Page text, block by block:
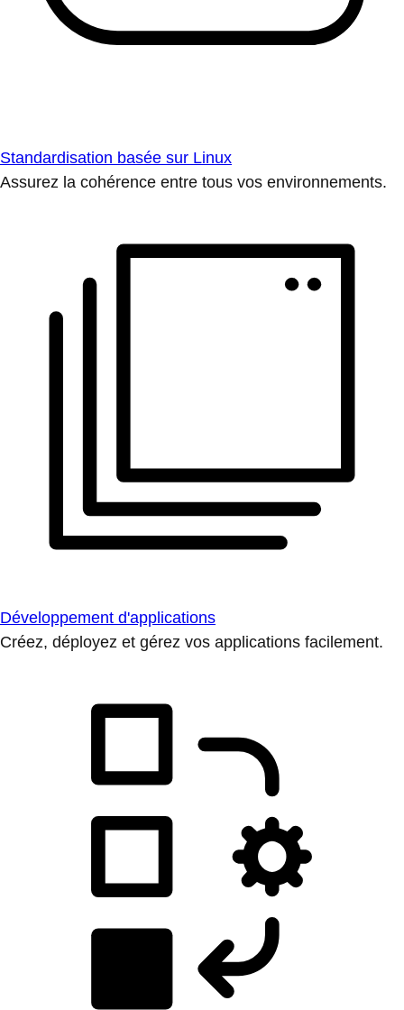
Standardisation basée sur Linux
Assurez la cohérence entre tous vos environnements.
Développement d'applications
Créez, déployez et gérez vos applications facilement.